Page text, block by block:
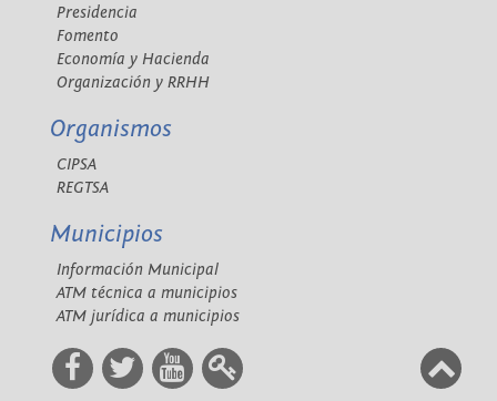
Presidencia
Fomento
Economía y Hacienda
Organización y RRHH
Organismos
CIPSA
REGTSA
Municipios
Información Municipal
ATM técnica a municipios
ATM jurídica a municipios